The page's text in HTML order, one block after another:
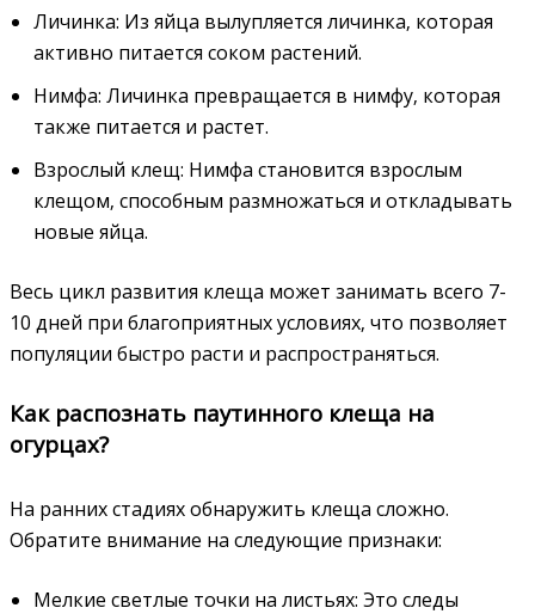
Личинка: Из яйца вылупляется личинка‚ которая
активно питается соком растений.
Нимфа: Личинка превращается в нимфу‚ которая
также питается и растет.
Взрослый клещ: Нимфа становится взрослым
клещом‚ способным размножаться и откладывать
новые яйца.
Весь цикл развития клеща может занимать всего 7-
10 дней при благоприятных условиях‚ что позволяет
популяции быстро расти и распространяться.
Как распознать паутинного клеща на
огурцах?
На ранних стадиях обнаружить клеща сложно.
Обратите внимание на следующие признаки:
Мелкие светлые точки на листьях: Это следы